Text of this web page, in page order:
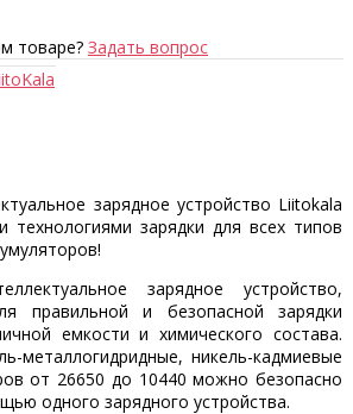
товаре? Задать вопрос
зарядное устройство Liitokala
технологиями зарядки для всех типов
зарядное устройство,
правильной и безопасной зарядки
емкости и химического состава.
металлогидридные, никель-кадмиевые
от 26650 до 10440 можно безопасно
одного зарядного устройства.